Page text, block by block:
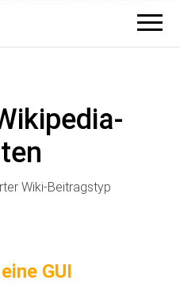
Wiki-Beitragstyp
GUI